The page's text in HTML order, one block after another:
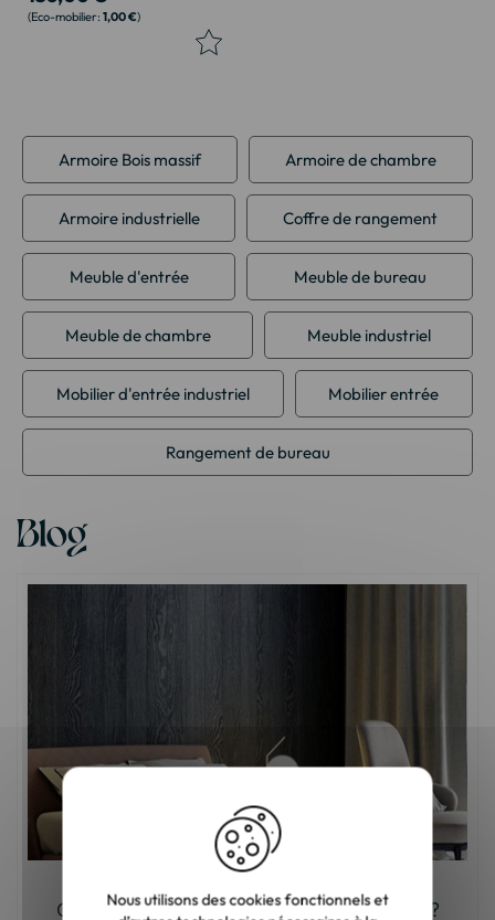
1,00 €
Armoire Bois massif Armoire de chambre
Armoire industrielle Coffre de rangement
Meuble d'entrée Meuble de bureau
Meuble de chambre Meuble industriel
Mobilier d'entrée industriel Mobilier entrée
Rangement de bureau
Blog
Comment choisir son armoire de chambre ?
Nous utilisons des cookies fonctionnels et